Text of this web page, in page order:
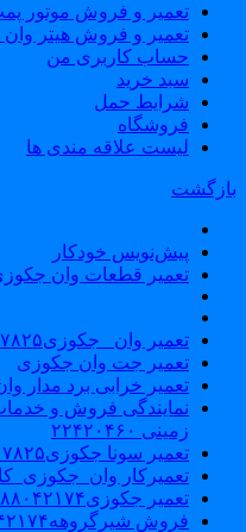
تعمیر و فروش موتور
تعمیر و فروش هیتر وان
حساب کاربری من
سبد خرید
شرایط حمل
فروشگاه
لیست علاقه مندی ها
پیش‌نویس خودکار
تعمیر قطعات وان جکوزی
تعمیر وان _جکوزی۰۹۱۲۱۵۰۷۸۲۵
تعمیر جت وان جکوزی
تعمیر خرابی برد مدار وان
نمایندگی فروش و خدمات
زمینی ۲۲۴۲۰۴۶۰
تعمیر سونا جکوزی۰۹۱۲۱۵۰۷۸۲۵#| Sauna | Jacuzzi
تعمیرکار
تعمیر جکوزی۸۸۰۴۲۱۷۴_فروش وان جکوزی
فروش شیرگروهه۸۸۰۴۲۱۷۴_تعمیر شیرگروهه